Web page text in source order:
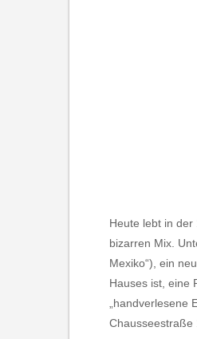
Heute lebt in
bizarren Mix.
Mexiko“), ein
Hauses ist, eine
„handverlesene
Chausseestraße